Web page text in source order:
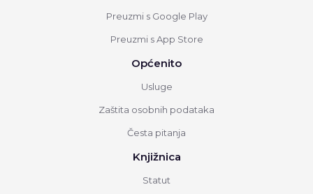
Preuzmi s Google Play
Preuzmi s App Store
Općenito
Usluge
Zaštita osobnih podataka
Česta pitanja
Knjižnica
Statut